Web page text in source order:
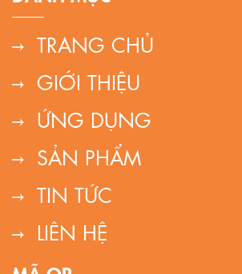
TRANG CHỦ
GIỚI THIỆU
ỨNG DỤNG
SẢN PHẨM
TIN TỨC
LIÊN HỆ